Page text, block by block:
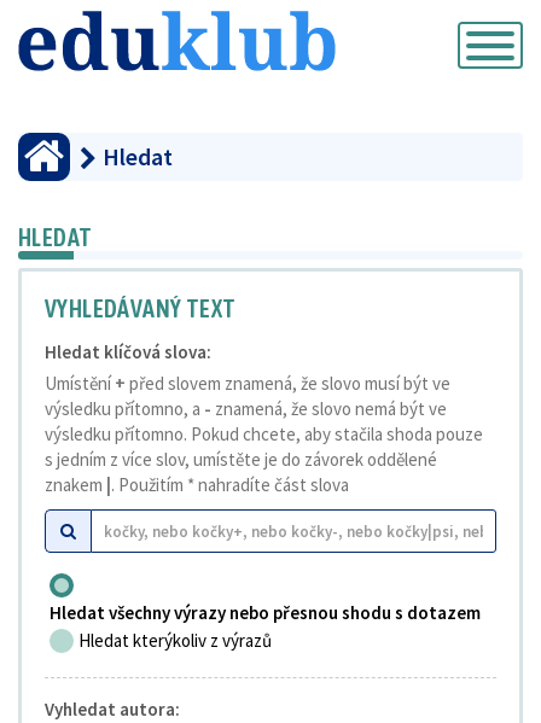
Přepnout
navigaci
Hledat
HLEDAT
VYHLEDÁVANÝ TEXT
Hledat klíčová slova:
Umístění+ před slovem znamená, že slovo musí být ve
výsledku přítomno, a - znamená, že slovo nemá být ve
výsledku přítomno. Pokud chcete, aby stačila shoda pouze
s jedním z více slov, umístěte je do závorek oddělené
znakem |. Použitím * nahradíte část slova
Hledat všechny výrazy nebo přesnou shodu s dotazem
Hledat kterýkoliv z výrazů
Vyhledat autora: